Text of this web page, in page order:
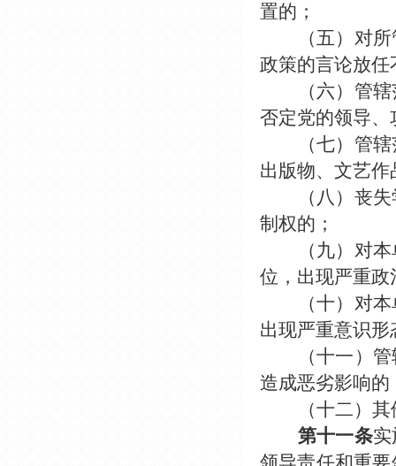
置的；
（五）对
政策的言论放
（六）管
否定党的领导
（七）管
出版物、文艺
（八）丧
制权的；
（九）对
位，出现严重
（十）对
出现严重意识
（十一）
造成恶劣影响的
（十二）
第十一条实